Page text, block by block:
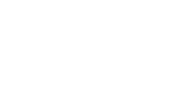
céllal kellene őket készítened és melyiktől